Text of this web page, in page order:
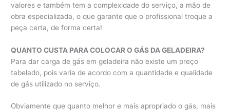
valores e também tem a complexidade do serviço, a mão de
obra especializada, o que garante que o profissional troque a
peça certa, de forma certa!
QUANTO CUSTA PARA COLOCAR O GÁS DA GELADEIRA?
Para dar carga de gás em geladeira não existe um preço
tabelado, pois varia de acordo com a quantidade e qualidade
de gás utilizado no serviço.
Obviamente que quanto melhor e mais apropriado o gás, mais